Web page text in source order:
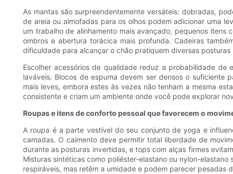
As mantas são surpreendentemente versáteis: dobradas,
de areia ou almofadas para os olhos podem adicionar uma
um trabalho de alinhamento mais avançado, pequenos
ombros e abertura torácica mais profunda. Cadeiras
dificuldade para alcançar o chão pratiquem diversas posturas
Escolher acessórios de qualidade reduz a probabilidade
laváveis. Blocos de espuma devem ser densos o suficiente
mais leves, embora estes às vezes não tenham a mesma
consistente e criam um ambiente onde você pode explorar
Roupas e itens de conforto pessoal que favorecem o
A roupa é a parte vestível do seu conjunto de yoga e
camadas. O caimento deve permitir total liberdade de
durante as posturas invertidas, e tops com alças firmes
Misturas sintéticas como poliéster-elastano ou nylon-
respiráveis, mas retêm a umidade e podem parecer pesadas